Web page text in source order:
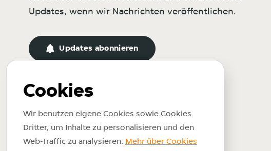
Updates, wenn wir Nachrichten veröffentlichen.
Updates abonnieren
Cookies
Wir benutzen eigene Cookies sowie Cookies
Dritter, um Inhalte zu personalisieren und den
Web-Traffic zu analysieren. Mehr über Cookies